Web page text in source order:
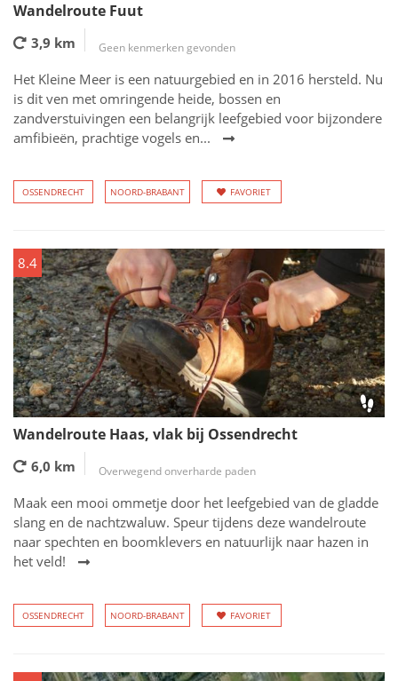
Wandelroute Fuut
3,9 km Geen kenmerken gevonden
Het Kleine Meer is een natuurgebied en in 2016 hersteld. Nu
is dit ven met omringende heide, bossen en
zandverstuivingen een belangrijk leefgebied voor bijzondere
amfibieën, prachtige vogels en...
OSSENDRECHT NOORD-BRABANT FAVORIET
8.4
Wandelroute Haas, vlak bij Ossendrecht
6,0 km Overwegend onverharde paden
Maak een mooi ommetje door het leefgebied van de gladde
slang en de nachtzwaluw. Speur tijdens deze wandelroute
naar spechten en boomklevers en natuurlijk naar hazen in
het veld!
OSSENDRECHT NOORD-BRABANT FAVORIET